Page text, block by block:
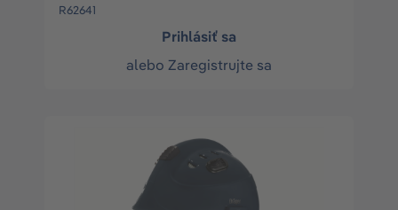
R62641
Prihlásiť sa
alebo Zaregistrujte sa